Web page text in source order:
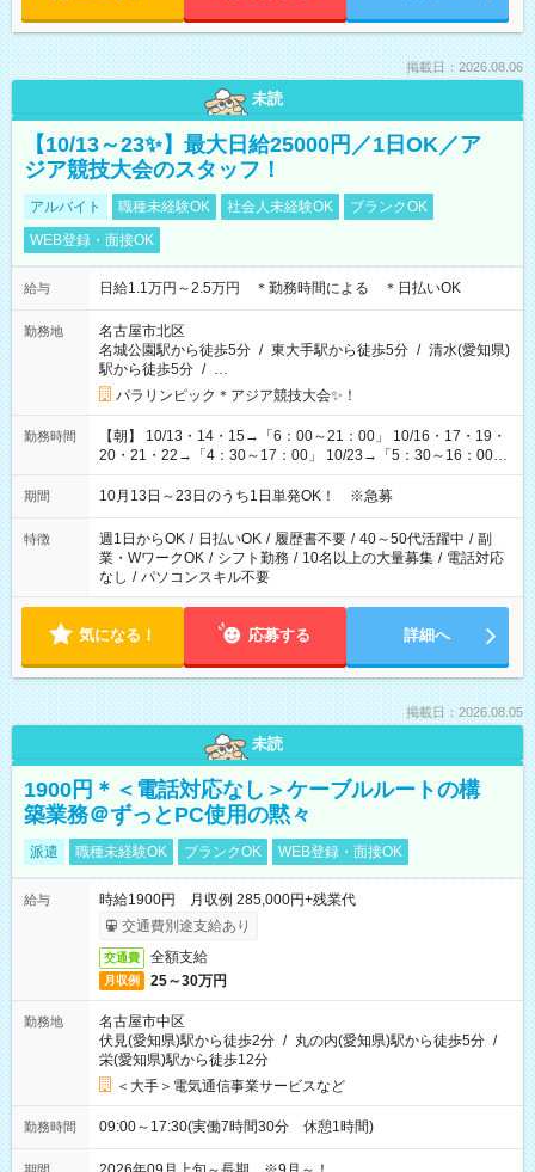
掲載日：2026.08.06
未読
【10/13～23✨】最大日給25000円／1日OK／ア
ジア競技大会のスタッフ！
アルバイト 職種未経験OK 社会人未経験OK
ブランクOK
WEB登録・面接OK
給与 日給1.1万円～2.5万円 ＊勤務時間による ＊日払いOK
勤務地
名古屋市北区
名城公園駅から徒歩5分 / 東大手駅から徒歩5分 / 清水(愛知県)
駅から徒歩5分 / …
パラリンピック＊アジア競技大会✨！
勤務時間
【朝】 10/13・14・15→「6：00～21：00」 10/16・17・19・
20・21・22→「4：30～17：00」 10/23→「5：30～16：00」
【夕方】 10/16・17・19～21→「17：00～26：00」
10/22→「17：00～24：30」 10/23→「16：00～23：00」 ＊
け、夕方だけ、などもOKです！
期間 10月13日～23日のうち1日単発OK！ ※急募
特徴 週1日からOK / 日払いOK / 履歴書不要 / 40～50代活躍中 / 副
業・WワークOK / シフト勤務 / 10名以上の大量募集 / 電話対応
なし / パソコンスキル不要
気になる！ 応募する 詳細へ
掲載日：2026.08.05
未読
1900円＊＜電話対応なし＞ケーブルルートの構
築業務＠ずっとPC使用の黙々
派遣 職種未経験OK ブランクOK WEB登録・面接OK
給与
時給1900円 月収例 285,000円+残業代
交通費別途支給あり
交通費 全額支給
月収例 25～30万円
勤務地
名古屋市中区
伏見(愛知県)駅から徒歩2分 / 丸の内(愛知県)駅から徒歩5分 /
栄(愛知県)駅から徒歩12分
＜大手＞電気通信事業サービスなど
勤務時間 09:00～17:30(実働7時間30分 休憩1時間)